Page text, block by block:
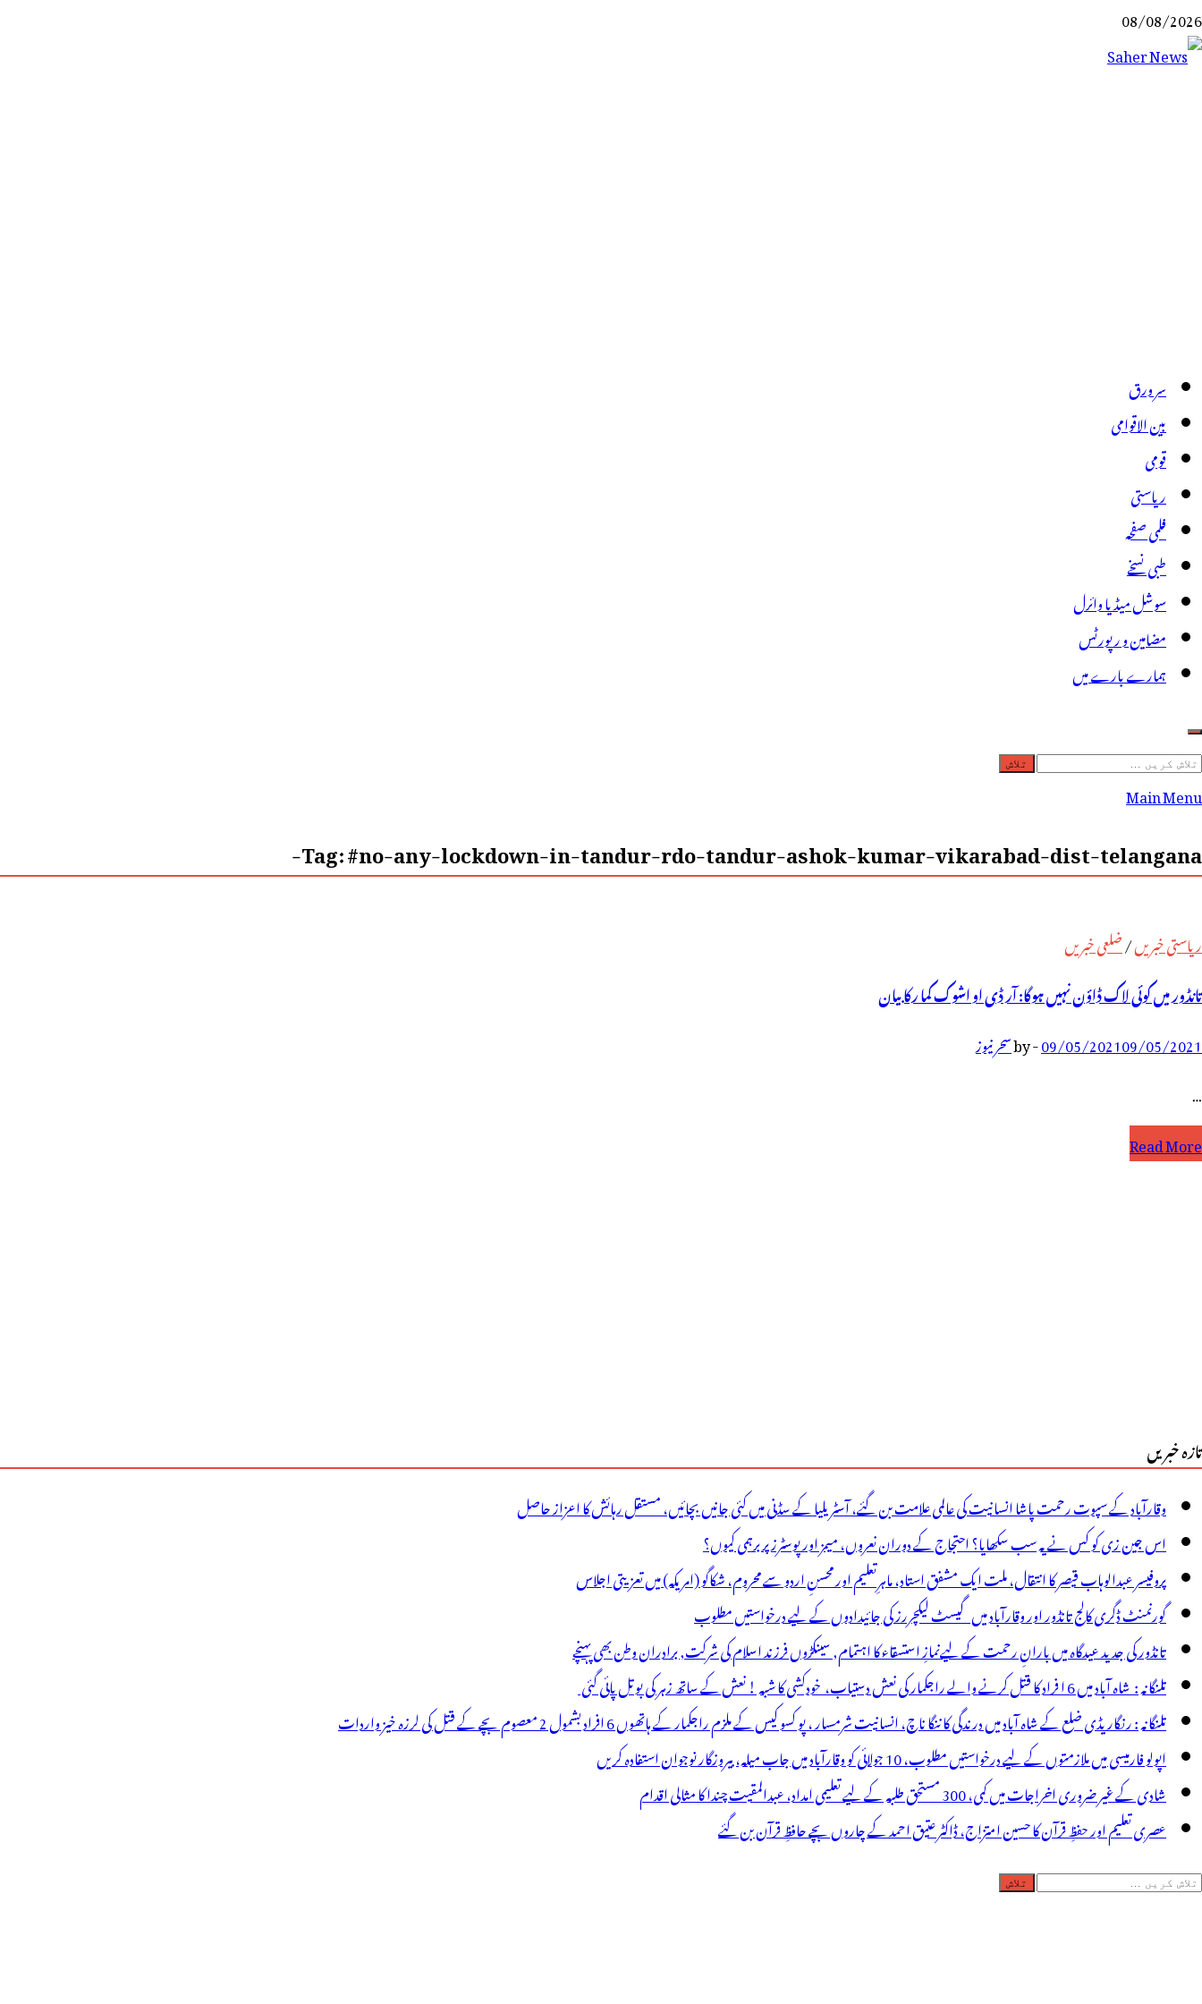
Skip
to
08/08/2026
سر ورق
بین الاقوامی
قومی
ریاستی
فلمی صفحہ
طبی نسخے
سوشل میڈیا وائرل
مضامین و رپورٹس
ہمارے بارے میں
تلاش
کریں
Main Menu
Tag:#no-any-lockdown-in-tandur-rdo-tandur-ashok-kumar-vikarabad-dist-telangana-
ریاستی خبریں/ضلعی خبریں
تانڈور میں کوئی لاک ڈاؤن نہیں ہوگا: آر ڈی او اشوک کما رکا بیان
09/05/202109/05/2021
-
byسحر نیوز
…
تانڈور
او
اشوک
رکا
بیان
Read More
تازہ خبریں
وقارآباد کے سپوت رحمت پاشا انسانیت کی عالمی علامت بن گئے، آسٹریلیا کے سڈنی میں کئی جانیں بچائیں، مستقل رہائش کا اعزاز حاصل
اس جین زی کو کس نے یہ سب سکھایا؟ احتجاج کے دوران نعروں، میمز اور پوسٹرز پر برہمی کیوں؟
پروفیسر عبدالوہاب قیصر کا انتقال، ملت ایک مشفق استاد، ماہرِتعلیم اور محسنِ اردو سے محروم، شکاگو (امریکہ) میں تعزیتی اجلاس
گورنمنٹ ڈگری کالج تانڈور اور وقارآباد میں گیسٹ لیکچررز کی جائیدادوں کے لیے درخواستیں مطلوب
تانڈور کی جدید عیدگاہ میں بارانِ رحمت کے لیےنمازِ استسقاء کا اہتمام, سینکڑوں فرزند اسلام کی شرکت, برادران وطن بھی پہنچے
تلنگانہ : شاہ آباد میں 6 ا فراد کا قتل کرنے والے راجکمار کی نعش دستیاب، خودکشی کا شبہ ! نعش کے ساتھ زہر کی بوتل پائی گئی
تلنگانہ : رنگاریڈی ضلع کے شاہ آباد میں درندگی کا ننگا ناچ، انسانیت شرمسار ، پو کسو کیس کے ملزم راجکمار کے ہاتھوں 6 افراد بشمول 2 معصوم بچے کے قتل کی لرزہ خیز واردات
اپولو فارمیسی میں ملازمتوں کے لیے درخواستیں مطلوب، 10 جولائی کو وقارآباد میں جاب میلہ، بیروزگار نوجوان استفادہ کریں
شادی کے غیر ضروری اخراجات میں کمی، 300 مستحق طلبہ کے لیے تعلیمی امداد، عبدالمقیت چندا کا مثالی اقدام
عصری تعلیم اور حفظِ قرآن کا حسین امتزاج، ڈاکٹر عتیق احمد کے چاروں بچے حافظِ قرآن بن گئے
تلاش